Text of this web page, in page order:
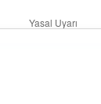
Yasal Uyarı